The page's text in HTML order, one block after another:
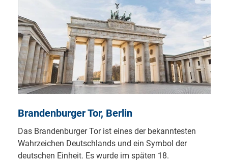
Brandenburger Tor, Berlin
Das Brandenburger Tor ist eines der bekanntesten
Wahrzeichen Deutschlands und ein Symbol der
deutschen Einheit. Es wurde im späten 18.